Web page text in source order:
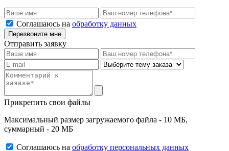
Соглашаюсь на обработку данных
Перезвоните мне
Отправить заявку
Прикрепить свои файлы
Максимальный размер загружаемого файла - 10 МБ,
суммарный - 20 МБ
Соглашаюсь на обработку персональных данных